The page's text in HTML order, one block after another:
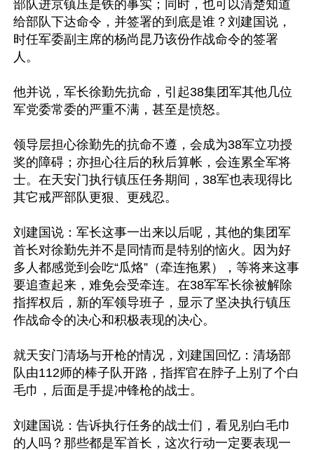
部队进京镇压是铁的事实；同时，也可以清楚知道
给部队下达命令，并签署的到底是谁？刘建国说，
时任军委副主席的杨尚昆乃该份作战命令的签署
人。
他并说，军长徐勤先抗命，引起38集团军其他几位
军党委常委的严重不满，甚至是愤怒。
领导层担心徐勤先的抗命不遵，会成为38军立功授
奖的障碍；亦担心往后的秋后算帐，会连累全军将
士。在天安门执行镇压任务期间，38军也表现得比
其它戒严部队更狠、更残忍。
刘建国说：军长这事一出来以后呢，其他的集团军
首长对徐勤先并不是同情而是特别的恼火。因为好
多人都感觉到会吃“瓜烙”（牵连拖累），等将来这事
要追查起来，难免会受牵连。在38军军长徐被解除
指挥权后，新的军领导班子，显示了坚决执行镇压
作战命令的决心和积极表现的决心。
就天安门清场与开枪的情况，刘建国回忆：清场部
队由112师的棒子队开路，指挥官在脖子上别了个白
毛巾，后面是手提冲锋枪的战士。
刘建国说：告诉执行任务的战士们，看见别白毛巾
的人吗？那些都是军首长，这次行动一定要表现一